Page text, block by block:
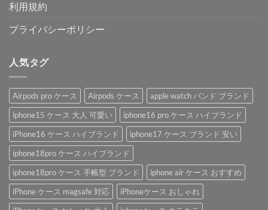
利用規約
プライバシーポリシー
人気タグ
Airpods pro ケース Airpods ケース
apple watch バンド ブランド
iphone15 ケース 大人 可愛い
iphone16 pro ケース ハイブランド
iPhone16 ケース ハイブランド
iphone17 ケース ブランド 安い
iphone18pro ケース ハイブランド
iphone18pro ケース 手帳型 ブランド
iphone air ケース おすすめ
iPhone ケース magsafe 対応
iPhoneケース おしゃれ